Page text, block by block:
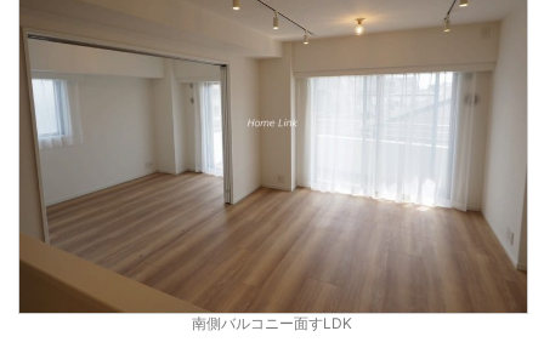
南側バルコニー面すLDK